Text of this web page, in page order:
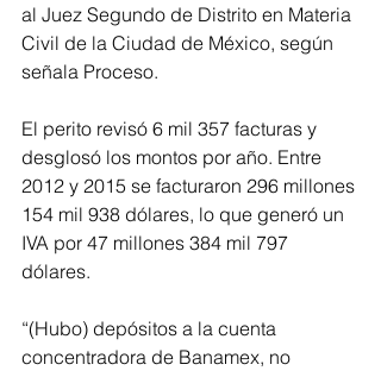
al Juez Segundo de Distrito en Materia
Civil de la Ciudad de México, según
señala Proceso.
El perito revisó 6 mil 357 facturas y
desglosó los montos por año. Entre
2012 y 2015 se facturaron 296 millones
154 mil 938 dólares, lo que generó un
IVA por 47 millones 384 mil 797
dólares.
“(Hubo) depósitos a la cuenta
concentradora de Banamex, no